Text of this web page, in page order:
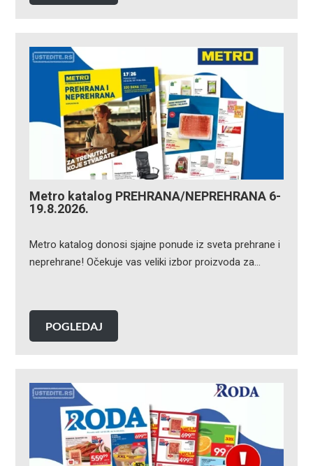
Metro katalog PREHRANA/NEPREHRANA 6-
19.8.2026.
Metro katalog donosi sjajne ponude iz sveta prehrane i
neprehrane! Očekuje vas veliki izbor proizvoda za…
POGLEDAJ